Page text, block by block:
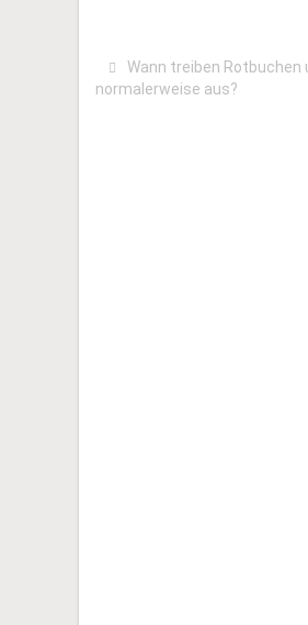
Wann treiben Rotbuchen
normalerweise aus?